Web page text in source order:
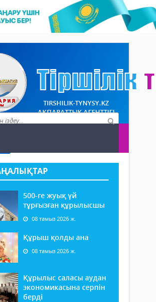
TIRSHILIK-TYNYSY.KZ
АҚПАРАТТЫҚ АГЕНТТІГІ
500-ге жуық үй
тұрғызған құрылысшы
08 тамыз 2026 ж.
Құрыш қолды ана
08 тамыз 2026 ж.
Құрылыс саласы аудан
экономикасына серпін
берді